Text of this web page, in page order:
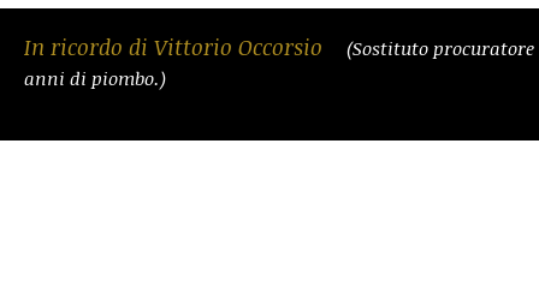
In ricordo di Vittorio Occorsio
(Sostituto
anni di piombo.)